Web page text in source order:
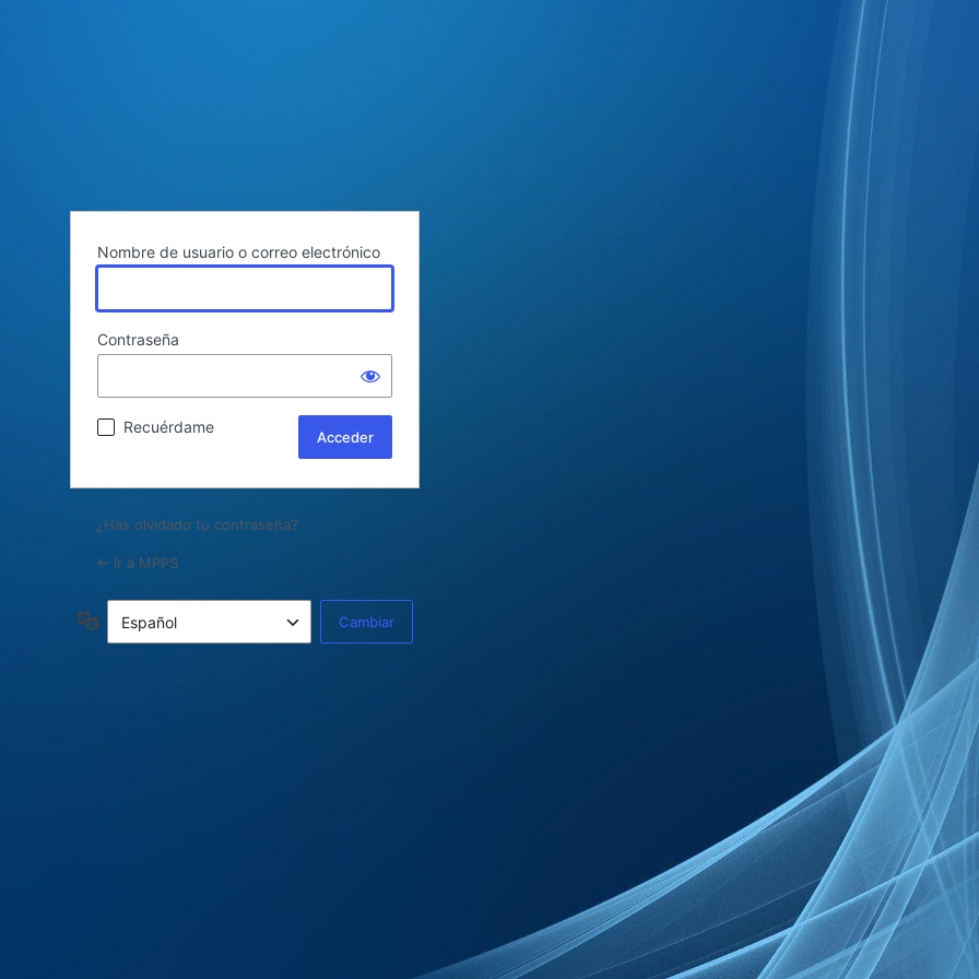
Nombre de usuario o correo electrónico
Contraseña
Recuérdame
¿Has olvidado tu contraseña?
← Ir a MPPS
Idioma